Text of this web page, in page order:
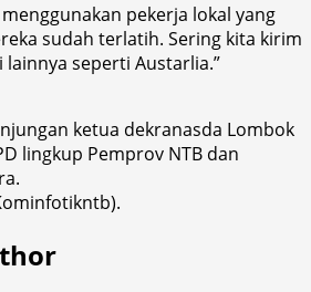
pekerja lokal yang
sudah terlatih. Sering kita kirim
seperti Austarlia.”
ketua dekranasda Lombok
lingkup Pemprov NTB dan